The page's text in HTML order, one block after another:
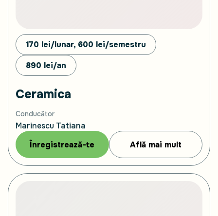
170 lei/lunar, 600 lei/semestru
890 lei/an
Ceramica
Conducător
Marinescu Tatiana
Înregistrează-te
Află mai mult